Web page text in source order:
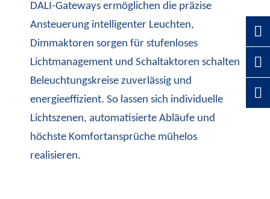
DALI-Gateways ermöglichen die präzise
Ansteuerung intelligenter Leuchten,
Dimmaktoren sorgen für stufenloses
Lichtmanagement und Schaltaktoren schalten
Beleuchtungskreise zuverlässig und
energieeffizient. So lassen sich individuelle
Lichtszenen, automatisierte Abläufe und
höchste Komfortansprüche mühelos
realisieren.